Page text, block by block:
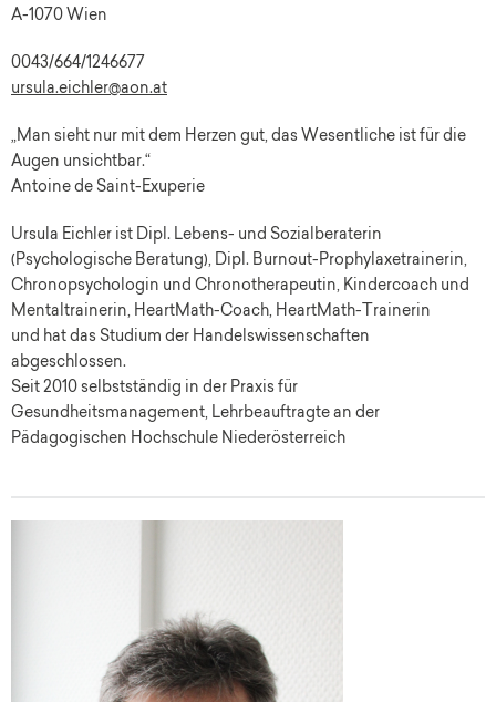
A-1070 Wien
0043/664/1246677
ursula.eichler@aon.at
„Man sieht nur mit dem Herzen gut, das Wesentliche ist für die
Augen unsichtbar.“
Antoine de Saint-Exuperie
Ursula Eichler ist Dipl. Lebens- und Sozialberaterin
(Psychologische Beratung), Dipl. Burnout-Prophylaxetrainerin,
Chronopsychologin und Chronotherapeutin, Kindercoach und
Mentaltrainerin, HeartMath-Coach, HeartMath-Trainerin
und hat das Studium der Handelswissenschaften
abgeschlossen.
Seit 2010 selbstständig in der Praxis für
Gesundheitsmanagement, Lehrbeauftragte an der
Pädagogischen Hochschule Niederösterreich